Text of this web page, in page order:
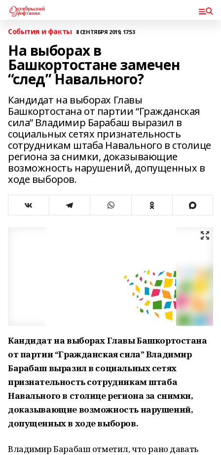
События и факты 8 СЕНТЯБРЯ 2019, 17:53
На выборах в
Башкортостане замечен
“след” Навального?
Кандидат на выборах Главы
Башкортостана от партии “Гражданская
сила” Владимир Барабаш выразил в
социальных сетях признательность
сотрудникам штаба Навального в столице
региона за снимки, доказывающие
возможность нарушений, допущенных в
ходе выборов.
Кандидат на выборах Главы Башкортостана
от партии “Гражданская сила” Владимир
Барабаш выразил в социальных сетях
признательность сотрудникам штаба
Навального в столице региона за снимки,
доказывающие возможность нарушений,
допущенных в ходе выборов.
Владимир Барабаш отметил, что рано давать